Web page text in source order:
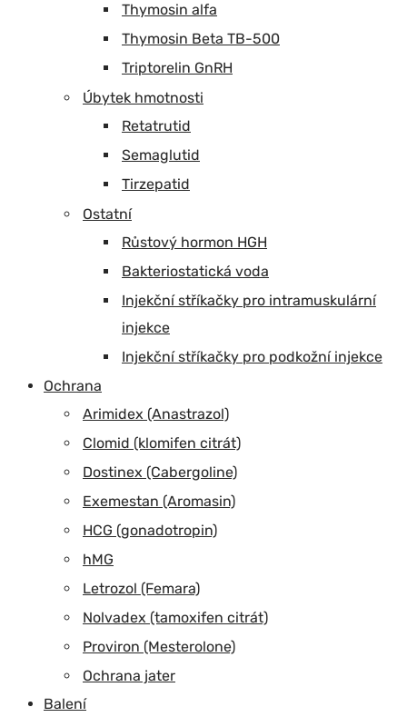
Thymosin alfa
Thymosin Beta TB-500
Triptorelin GnRH
Úbytek hmotnosti
Retatrutid
Semaglutid
Tirzepatid
Ostatní
Růstový hormon HGH
Bakteriostatická voda
Injekční stříkačky pro intramuskulární
injekce
Injekční stříkačky pro podkožní injekce
Ochrana
Arimidex (Anastrazol)
Clomid (klomifen citrát)
Dostinex (Cabergoline)
Exemestan (Aromasin)
HCG (gonadotropin)
hMG
Letrozol (Femara)
Nolvadex (tamoxifen citrát)
Proviron (Mesterolone)
Ochrana jater
Balení